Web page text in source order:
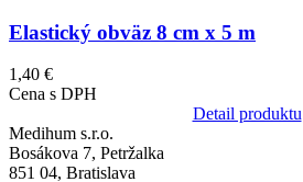
Elastický obväz 8 cm x 5 m
1,40 €
Cena s DPH
Detail produktu
Medihum s.r.o.
Bosákova 7, Petržalka
851 04, Bratislava